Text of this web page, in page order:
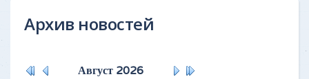
Архив новостей
Август 2026